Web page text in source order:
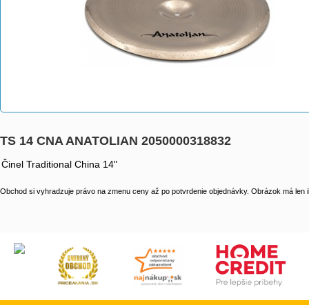
TS 14 CNA ANATOLIAN 2050000318832
Činel Traditional China 14"
Obchod si vyhradzuje právo na zmenu ceny až po potvrdenie objednávky. Obrázok má len